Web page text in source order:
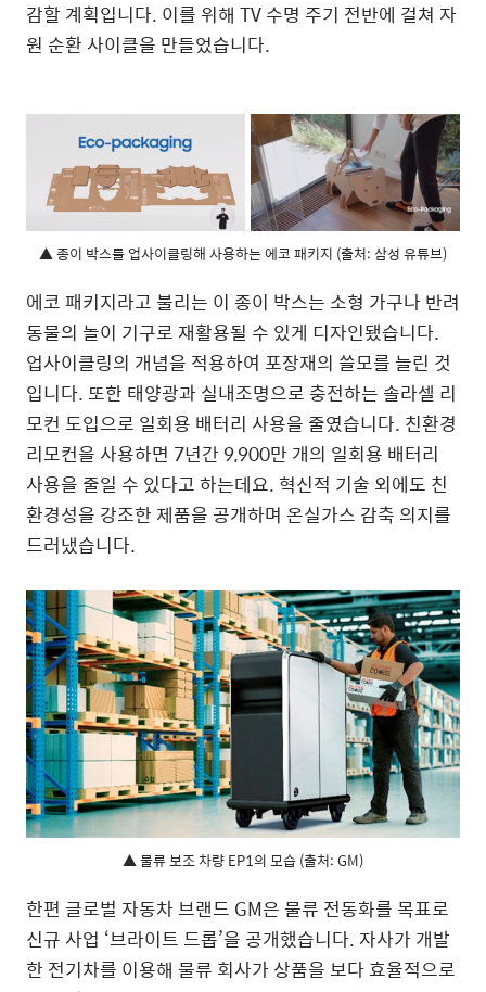
감할 계획입니다. 이를 위해 TV 수명 주기 전반에 걸쳐 자
원 순환 사이클을 만들었습니다.
▲ 종이 박스를 업사이클링해 사용하는 에코 패키지 (출처: 삼성 유튜브)
에코 패키지라고 불리는 이 종이 박스는 소형 가구나 반려
동물의 놀이 기구로 재활용될 수 있게 디자인됐습니다.
업사이클링의 개념을 적용하여 포장재의 쓸모를 늘린 것
입니다. 또한 태양광과 실내조명으로 충전하는 솔라셀 리
모컨 도입으로 일회용 배터리 사용을 줄였습니다. 친환경
리모컨을 사용하면 7년간 9,900만 개의 일회용 배터리
사용을 줄일 수 있다고 하는데요. 혁신적 기술 외에도 친
환경성을 강조한 제품을 공개하며 온실가스 감축 의지를
드러냈습니다.
▲ 물류 보조 차량 EP1의 모습 (출처: GM)
한편 글로벌 자동차 브랜드 GM은 물류 전동화를 목표로
신규 사업 ‘브라이트 드롭’을 공개했습니다. 자사가 개발
한 전기차를 이용해 물류 회사가 상품을 보다 효율적으로